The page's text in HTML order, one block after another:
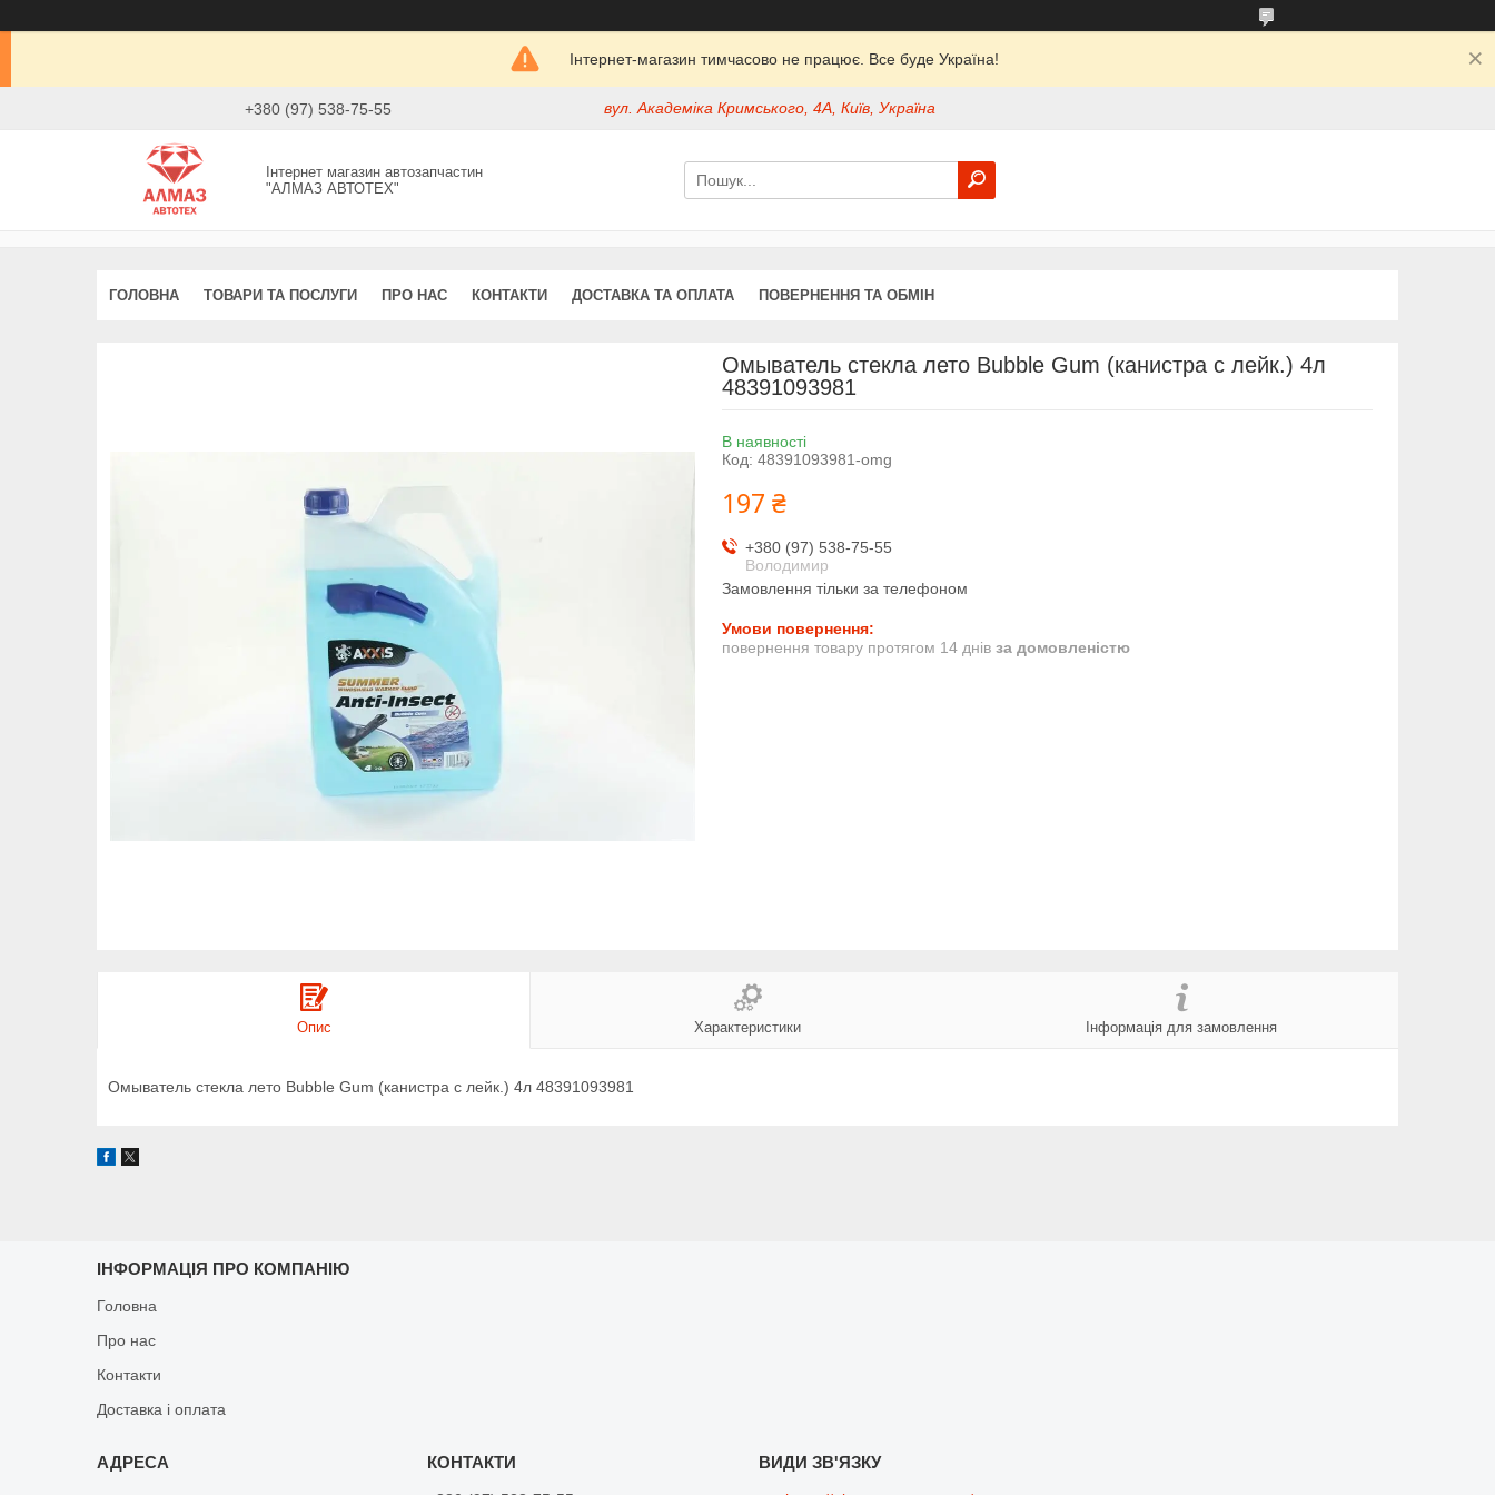
Інтернет-магазин тимчасово не працює. Все буде Україна!
+380 (97) 538-75-55 вул. Академіка Кримського, 4А, Київ, Україна
Інтернет магазин автозапчастин
"АЛМАЗ АВТОТЕХ"
ГОЛОВНА ТОВАРИ ТА ПОСЛУГИ ПРО НАС КОНТАКТИ ДОСТАВКА ТА ОПЛАТА ПОВЕРНЕННЯ ТА ОБМІН
Омыватель стекла лето Bubble Gum (канистра с лейк.) 4л
48391093981
В наявності
Код: 48391093981-omg
197 ₴
+380 (97) 538-75-55
Володимир
Замовлення тільки за телефоном
повернення товару протягом 14 днів за домовленістю
Опис Характеристики Інформація для замовлення
Омыватель стекла лето Bubble Gum (канистра с лейк.) 4л 48391093981
ІНФОРМАЦІЯ ПРО КОМПАНІЮ
Головна
Про нас
Контакти
Доставка і оплата